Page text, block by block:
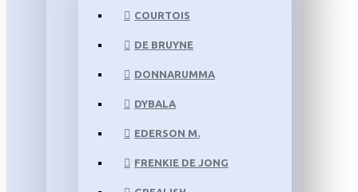
COURTOIS
DE BRUYNE
DONNARUMMA
DYBALA
EDERSON M.
FRENKIE DE JONG